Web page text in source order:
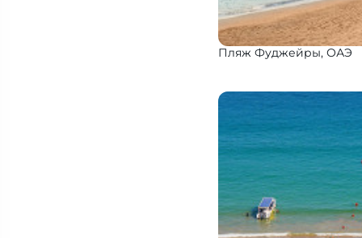
Пляж Фуджейры, ОАЭ